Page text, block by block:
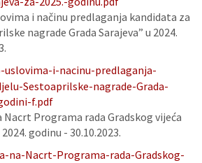
i načinu predlaganja kandidata za
nagrade Grada Sarajeva” u 2024.
uslovima-i-nacinu-predlaganja-
Sestoaprilske-nagrade-Grada-
f.pdf
Nacrt Programa rada Gradskog vijeća
godinu - 30.10.2023.
na-Nacrt-Programa-rada-Gradskog-